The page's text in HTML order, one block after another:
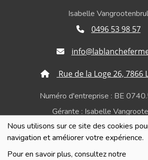
Nous utilisons sur ce site des cookies
navigation et améliorer votre expérience.
Pour en savoir plus, consultez notre
Isabelle Vangrootenbrul
0496 53 98 57
Rue de la Loge 26, 7866
Numéro d'entreprise : BE
Gérante : Isabelle
Politique de confidentialité et de
privée